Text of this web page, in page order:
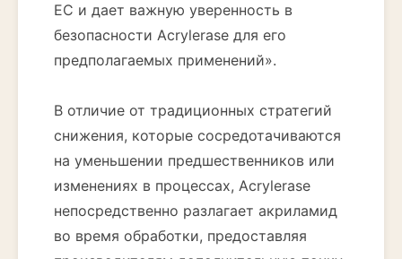
ЕС и дает важную уверенность в
безопасности Acrylerase для его
предполагаемых применений».
В отличие от традиционных стратегий
снижения, которые сосредотачиваются
на уменьшении предшественников или
изменениях в процессах, Acrylerase
непосредственно разлагает акриламид
во время обработки, предоставляя